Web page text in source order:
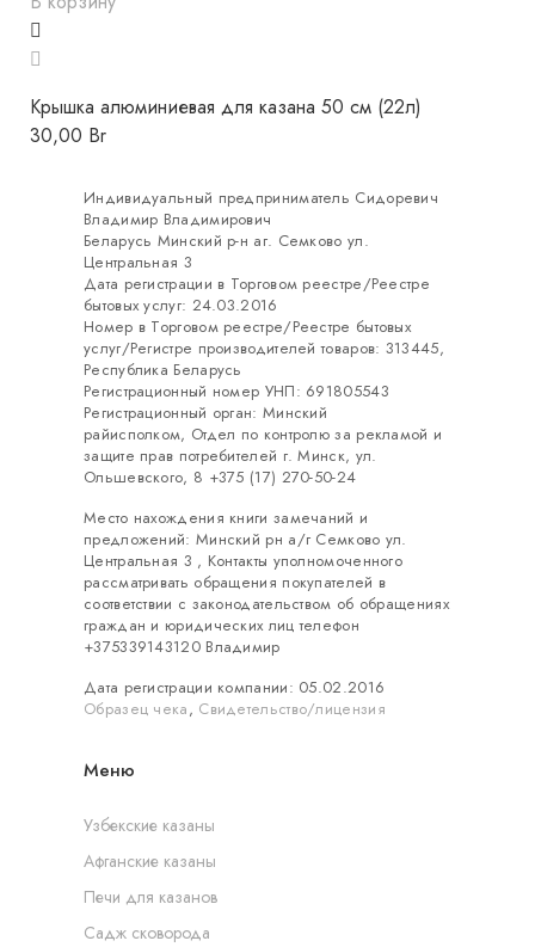
Крышка алюминиевая для казана 50 см (22л)
30,00 Br
Индивидуальный предприниматель Сидоревич
Владимир Владимирович
Беларусь Минский р-н аг. Семково ул.
Центральная 3
Дата регистрации в Торговом реестре/Реестре
бытовых услуг: 24.03.2016
Номер в Торговом реестре/Реестре бытовых
услуг/Регистре производителей товаров: 313445,
Республика Беларусь
Регистрационный номер УНП: 691805543
Регистрационный орган: Минский
райисполком, Отдел по контролю за рекламой и
защите прав потребителей г. Минск, ул.
Ольшевского, 8 +375 (17) 270-50-24
Место нахождения книги замечаний и
предложений: Минский рн а/г Семково ул.
Центральная 3 , Контакты уполномоченного
рассматривать обращения покупателей в
соответствии с законодательством об обращениях
граждан и юридических лиц телефон
+375339143120 Владимир
Дата регистрации компании: 05.02.2016
Образец чека, Свидетельство/лицензия
Меню
Узбекские казаны
Афганские казаны
Печи для казанов
Садж сковорода